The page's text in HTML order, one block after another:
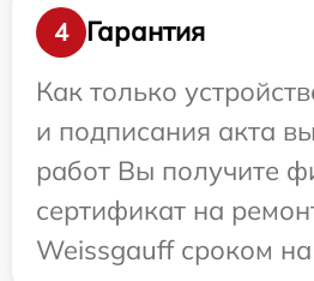
4
Гарантия
Как только
и подписания акта
работ Вы получите
сертификат на
Weissgauff сроком